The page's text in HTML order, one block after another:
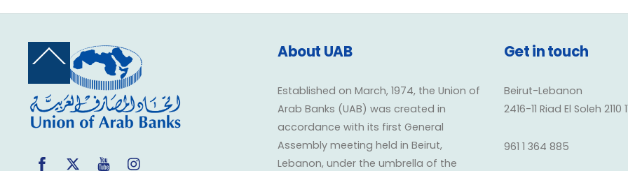
Back
Top
FacebookTwitter YouTube
About UAB
Established on March, 1974, the Union of
Arab Banks (UAB) was created in
accordance with its first General
Assembly meeting held in Beirut,
Lebanon, under the umbrella of the
Get in touch
Beirut-Lebanon
2416-11 Riad El Soleh 2110
961 1 364 885